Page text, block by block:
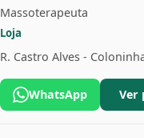
Massoterapeuta
Loja
R. Castro Alves -
WhatsApp Ver